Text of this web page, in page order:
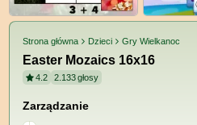
Strona główna Dzieci Gry Wielkanoc
Easter Mozaics 16x16
4.2 2.133głosy
Zarządzanie